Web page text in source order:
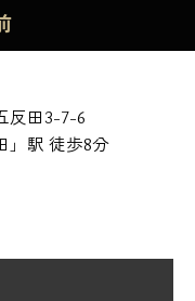
反田3-7-6
」駅 徒歩8分